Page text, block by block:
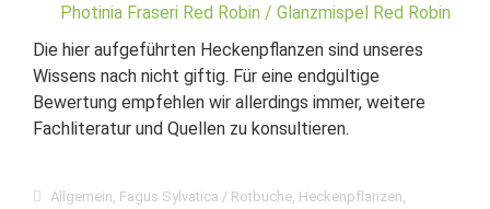
Photinia Fraseri Red Robin / Glanzmispel Red Robin
Die hier aufgeführten Heckenpflanzen sind unseres
Wissens nach nicht giftig. Für eine endgültige
Bewertung empfehlen wir allerdings immer, weitere
Fachliteratur und Quellen zu konsultieren.
Allgemein, Fagus Sylvatica / Rotbuche, Heckenpflanzen,